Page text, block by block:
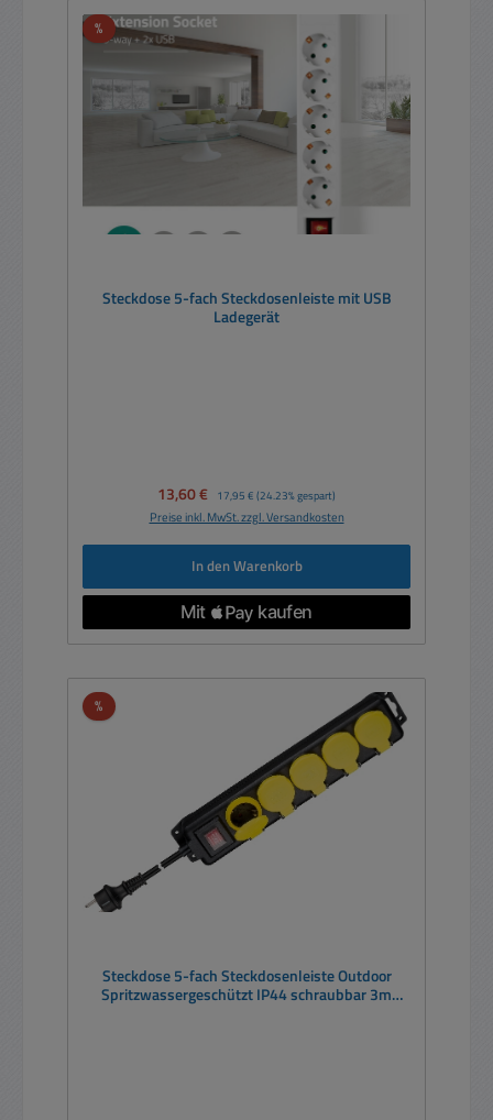
%Rabatt
Steckdose 5-fach Steckdosenleiste mit USB
Ladegerät
Verkaufspreis:
13,60 € Regulärer Preis:
17,95 € (24.23% gespart)
Preise inkl. MwSt. zzgl. Versandkosten
In den Warenkorb
%Rabatt
Steckdose 5-fach Steckdosenleiste Outdoor
Spritzwassergeschützt IP44 schraubbar 3m